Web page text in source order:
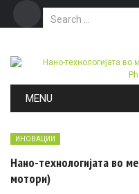
Search for:
MENU
ИНОВАЦИИ
Нано-технологијата во
мотори)